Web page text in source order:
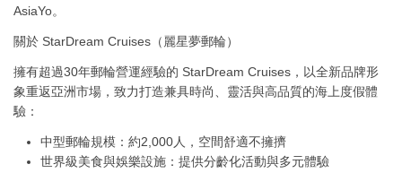
AsiaYo。
關於 StarDream Cruises（麗星夢郵輪）
擁有超過30年郵輪營運經驗的 StarDream Cruises，以全新品牌形
象重返亞洲市場，致力打造兼具時尚、靈活與高品質的海上度假體
驗：
中型郵輪規模：約2,000人，空間舒適不擁擠
世界級美食與娛樂設施：提供分齡化活動與多元體驗